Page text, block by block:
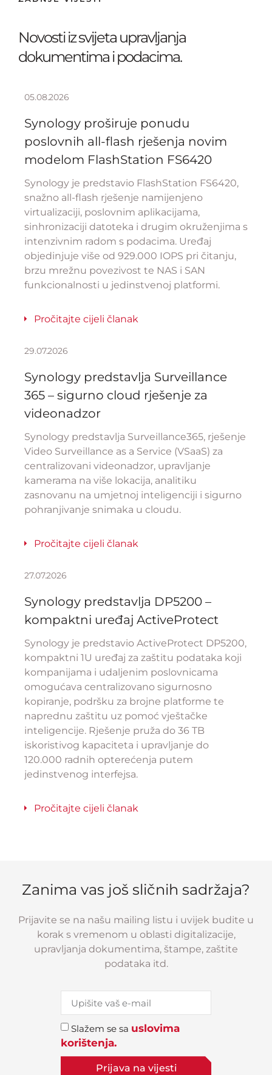
Novosti iz svijeta upravljanja
dokumentima i podacima.
05.08.2026
Synology proširuje ponudu
poslovnih all-flash rješenja novim
modelom FlashStation FS6420
Synology je predstavio FlashStation FS6420,
snažno all-flash rješenje namijenjeno
virtualizaciji, poslovnim aplikacijama,
sinhronizaciji datoteka i drugim okruženjima s
intenzivnim radom s podacima. Uređaj
objedinjuje više od 929.000 IOPS pri čitanju,
brzu mrežnu povezivost te NAS i SAN
funkcionalnosti u jedinstvenoj platformi.
Pročitajte cijeli članak
29.07.2026
Synology predstavlja Surveillance
365 – sigurno cloud rješenje za
videonadzor
Synology predstavlja Surveillance365, rješenje
Video Surveillance as a Service (VSaaS) za
centralizovani videonadzor, upravljanje
kamerama na više lokacija, analitiku
zasnovanu na umjetnoj inteligenciji i sigurno
pohranjivanje snimaka u cloudu.
Pročitajte cijeli članak
27.07.2026
Synology predstavlja DP5200 –
kompaktni uređaj ActiveProtect
Synology je predstavio ActiveProtect DP5200,
kompaktni 1U uređaj za zaštitu podataka koji
kompanijama i udaljenim poslovnicama
omogućava centralizovano sigurnosno
kopiranje, podršku za brojne platforme te
naprednu zaštitu uz pomoć vještačke
inteligencije. Rješenje pruža do 36 TB
iskoristivog kapaciteta i upravljanje do
120.000 radnih opterećenja putem
jedinstvenog interfejsa.
Pročitajte cijeli članak
Zanima vas još sličnih sadržaja?
Prijavite se na našu mailing listu i uvijek budite u
korak s vremenom u oblasti digitalizacije,
upravljanja dokumentima, štampe, zaštite
podataka itd.
Slažem se sa uslovima
korištenja.
Prijava na vijesti